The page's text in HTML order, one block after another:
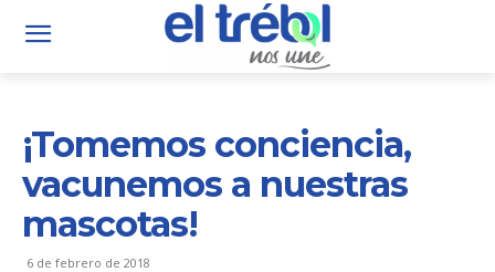
¡Tomemos conciencia,
vacunemos a nuestras
mascotas!
6 de febrero de 2018